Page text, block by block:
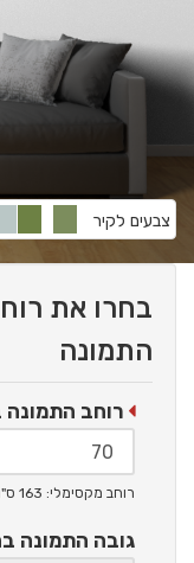
צבעים לקיר
בחרו את
התמונה
רוחב
רוחב מקסימלי: 163 ס"מ
גובה התמונה